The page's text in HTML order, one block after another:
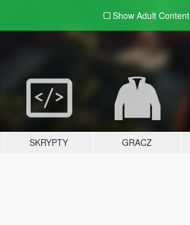
Show Adult Content
SKRYPTY GRACZ